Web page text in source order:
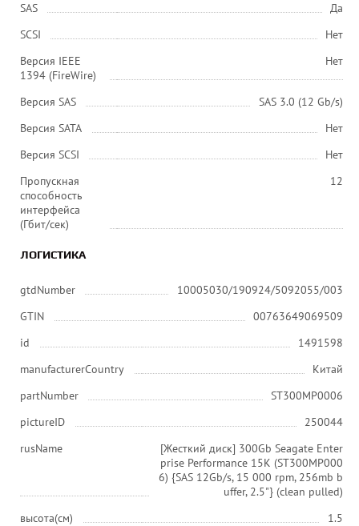
SAS
Да
SCSI
Нет
Версия IEEE
1394 (FireWire)
Нет
Версия SAS
SAS 3.0 (12 Gb/s)
Версия SATA
Нет
Версия SCSI
Нет
Пропускная
способность
интерфейса
(Гбит/сек)
12
ЛОГИСТИКА
gtdNumber
10005030/190924/5092055/003
GTIN
00763649069509
id
1491598
manufacturerCountry
Китай
partNumber
ST300MP0006
pictureID
250044
rusName
[Жесткий диск] 300Gb Seagate Enter
prise Performance 15K (ST300MP000
6) {SAS 12Gb/s, 15 000 rpm, 256mb b
uffer, 2.5"} (clean pulled)
высота(см)
1.5